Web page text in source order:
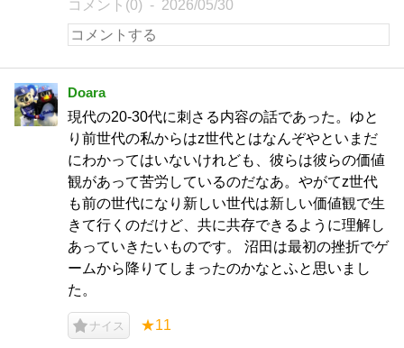
コメント(0) 2026/05/30
Doara
現代の20-30代に刺さる内容の話であった。ゆと
り前世代の私からはz世代とはなんぞやといまだ
にわかってはいないけれども、彼らは彼らの価値
観があって苦労しているのだなあ。やがてz世代
も前の世代になり新しい世代は新しい価値観で生
きて行くのだけど、共に共存できるように理解し
あっていきたいものです。 沼田は最初の挫折でゲ
ームから降りてしまったのかなとふと思いまし
た。
ナイス ★11